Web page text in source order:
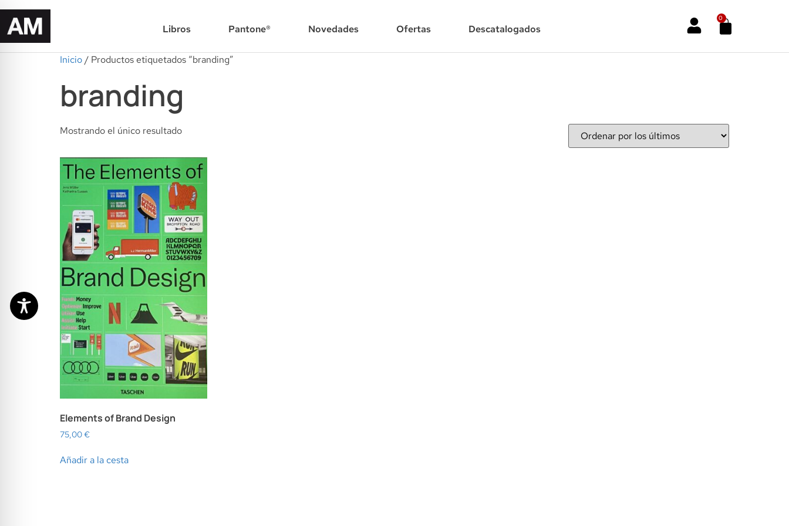
Libros Pantone® Novedades Ofertas Descatalogados
0
Inicio / Productos etiquetados “branding”
branding
Mostrando el único resultado
Elements of Brand Design
75,00€
Añadir a la cesta